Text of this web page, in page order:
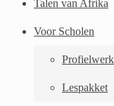
Talen van Afrika
Voor Scholen
Lespakket